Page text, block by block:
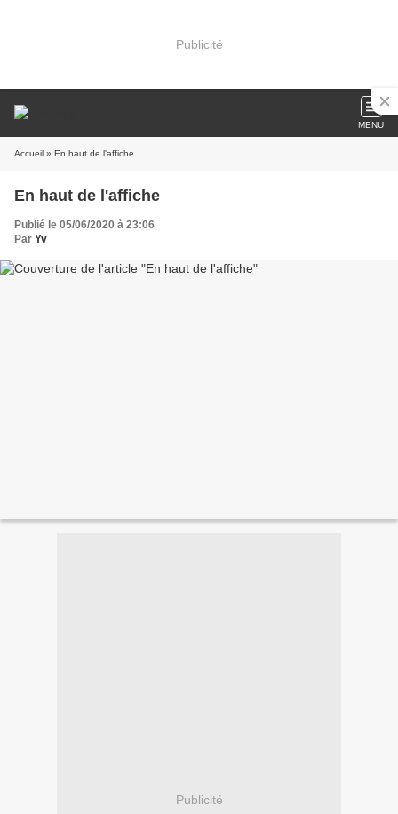
Publicité
MENU
Accueil » En haut de l'affiche
En haut de l'affiche
Publié le 05/06/2020 à 23:06
Par Yv
Publicité